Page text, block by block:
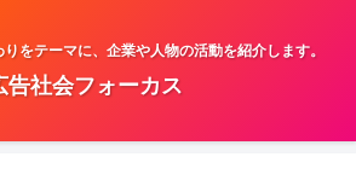
をテーマに、企業や人物の活動を紹介します。
告社会フォーカス